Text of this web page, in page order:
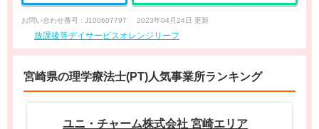
お問い合わせ番号 : J100607797 2023年04月24日 更新
放課後等デイサービスオレンジリーフ
宮崎県の理学療法士(PT)人気事業所ランキング
ユニ・チャーム株式会社 宮崎エリア